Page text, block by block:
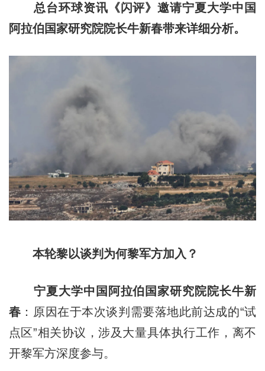
总台环球资讯《闪评》邀请宁夏大学中国
阿拉伯国家研究院院长牛新春带来详细分析。
本轮黎以谈判为何黎军方加入？
宁夏大学中国阿拉伯国家研究院院长牛新
春 ：原因在于本次谈判需要落地此前达成的“试
点区”相关协议，涉及大量具体执行工作，离不
开黎军方深度参与。